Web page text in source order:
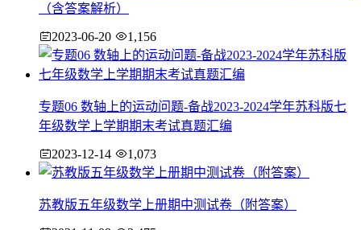
（含答案解析）
2023-06-20 1,156
专题06 数轴上的运动问题-备战2023-2024学年苏科版七
年级数学上学期期末考试真题汇编
2023-12-14 1,073
苏教版五年级数学上册期中测试卷（附答案）